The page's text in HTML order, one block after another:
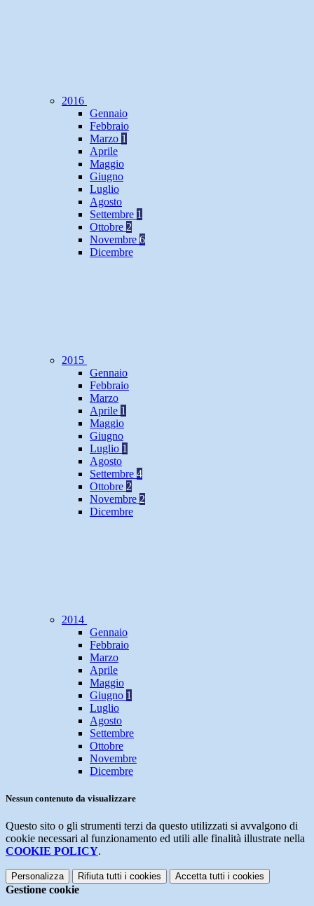
2016
Gennaio
Febbraio
Marzo 1
Aprile
Maggio
Giugno
Luglio
Agosto
Settembre 1
Ottobre 2
Novembre 6
Dicembre
2015
Gennaio
Febbraio
Marzo
Aprile 1
Maggio
Giugno
Luglio 1
Agosto
Settembre 4
Ottobre 2
Novembre 2
Dicembre
2014
Gennaio
Febbraio
Marzo
Aprile
Maggio
Giugno 1
Luglio
Agosto
Settembre
Ottobre
Novembre
Dicembre
Nessun contenuto da visualizzare
Questo sito o gli strumenti terzi da questo utilizzati si avvalgono di
cookie necessari al funzionamento ed utili alle finalità illustrate nella
COOKIE POLICY.
Personalizza Rifiuta tutti i cookies Accetta tutti i cookies
Gestione cookie